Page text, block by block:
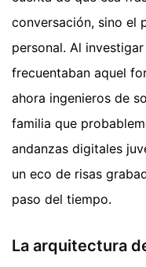
conversación, sino el
personal. Al
frecuentaban aquel
ahora ingenieros de
familia que
andanzas digitales
un eco de risas
paso del tiempo.
La arquitectura